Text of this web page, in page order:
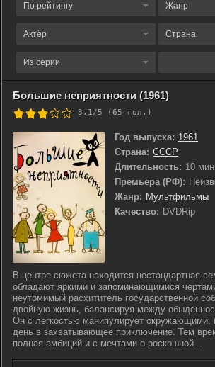
По рейтингу Жанр
Актёр Страна
Из серии
Большие неприятности (1961)
3.1/5 (65 гол.)
Год выпуска: 1961
Страна: СССР
Длительность: 10
Премьера (РФ):
Жанр: Мультфильмы
Качество: DVDRip
В центре сюжета находится нестандартная
обладают яркими и запоминающимися
неутомимый расхититель государственной
двойную жизнь, балансируя между
Он с легкостью манипулирует
день в захватывающее приключение. Тем
полная амбиций и с мечтами о роскошной...